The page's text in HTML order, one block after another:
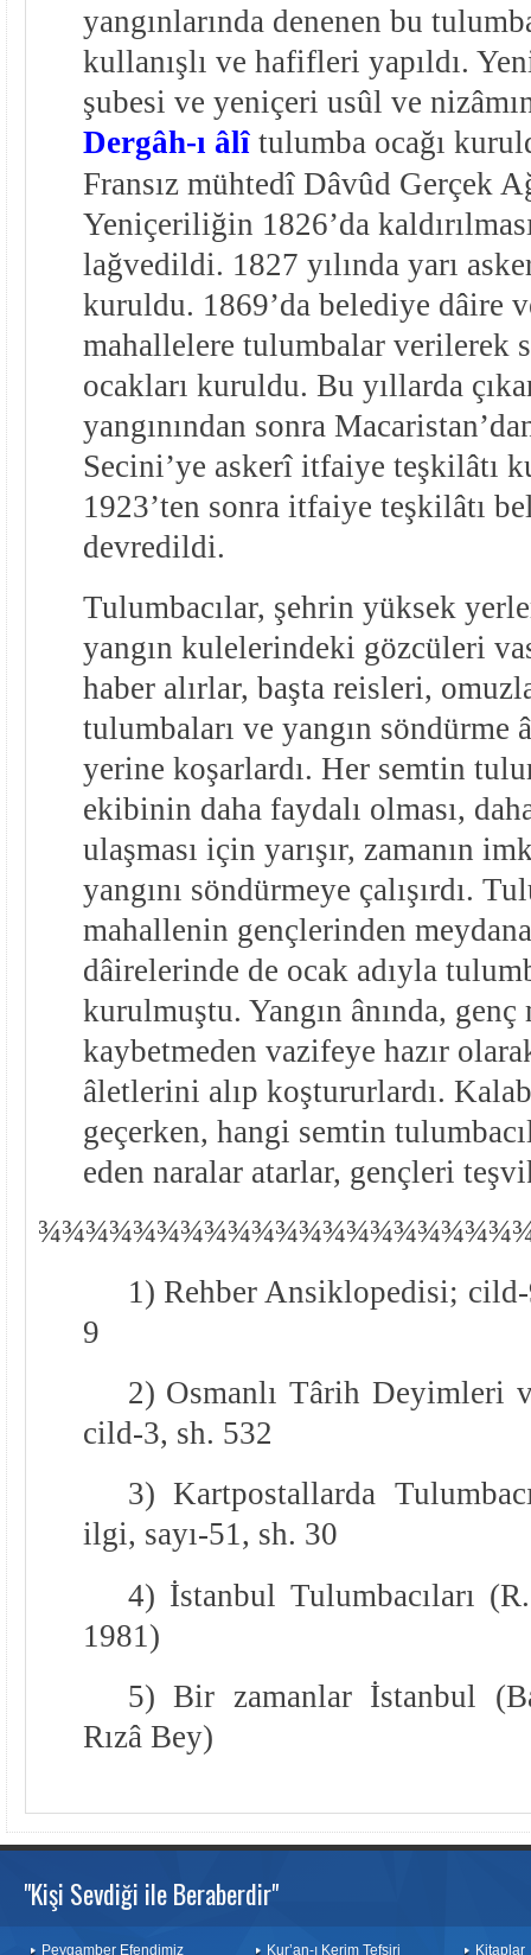
yangınlarında denenen bu
kullanışlı ve hafifleri yapıldı.
şubesi ve yeniçeri usûl ve
Dergâh-ı âlîtulumba ocağı
Fransız mühtedî Dâvûd Gerçek
Yeniçeriliğin 1826’da
lağvedildi. 1827 yılında yarı
kuruldu. 1869’da belediye dâire
mahallelere tulumbalar verilerek
ocakları kuruldu. Bu yıllarda
yangınından sonra
Secini’ye askerî itfaiye teşkilâtı
1923’ten sonra itfaiye teşkilâtı
devredildi.
Tulumbacılar, şehrin yüksek
yangın kulelerindeki gözcüleri
haber alırlar, başta reisleri,
tulumbaları ve yangın söndürme
yerine koşarlardı. Her semtin
ekibinin daha faydalı olması,
ulaşması için yarışır, zamanın
yangını söndürmeye çalışırdı.
mahallenin gençlerinden
dâirelerinde de ocak adıyla
kurulmuştu. Yangın ânında, genç
kaybetmeden vazifeye hazır
âletlerini alıp koştururlardı.
geçerken, hangi semtin
eden naralar atarlar, gençleri
¾¾
1) Rehber Ansiklopedisi;
9
2) Osmanlı Târih Deyimleri
cild-3, sh. 532
3) Kartpostallarda
ilgi, sayı-51, sh. 30
4) İstanbul Tulumbacıları
1981)
5) Bir zamanlar İstanbul
Rızâ Bey)
"Kişi Sevdiği ile Beraberdir"
Peygamber Efendimiz Kur’an-ı Kerim Tefsiri Kitaplar